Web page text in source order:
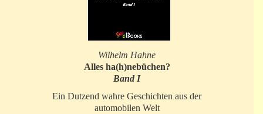
Wilhelm Hahne
Alles ha(h)nebüchen?
Band I
Ein Dutzend wahre Geschichten aus der
automobilen Welt